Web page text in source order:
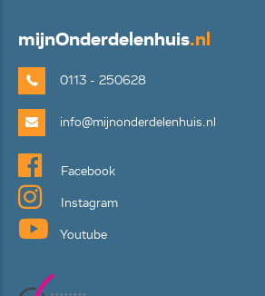
mijnOnderdelenhuis.nl
0113 - 250628
info@mijnonderdelenhuis.nl
Facebook
Instagram
Youtube